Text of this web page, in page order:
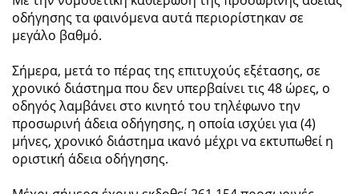
οδήγησης τα φαινόμενα αυτά περιορίστηκαν σε
μεγάλο βαθμό.
Σήμερα, μετά το πέρας της επιτυχούς εξέτασης, σε
χρονικό διάστημα που δεν υπερβαίνει τις 48 ώρες, ο
οδηγός λαμβάνει στο κινητό του τηλέφωνο την
προσωρινή άδεια οδήγησης, η οποία ισχύει για (4)
μήνες, χρονικό διάστημα ικανό μέχρι να εκτυπωθεί η
οριστική άδεια οδήγησης.